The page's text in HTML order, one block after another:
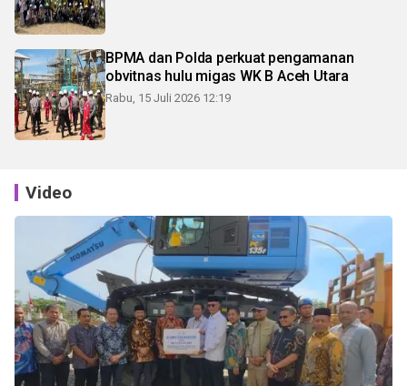
BPMA dan Polda perkuat pengamanan
obvitnas hulu migas WK B Aceh Utara
Rabu, 15 Juli 2026 12:19
Video